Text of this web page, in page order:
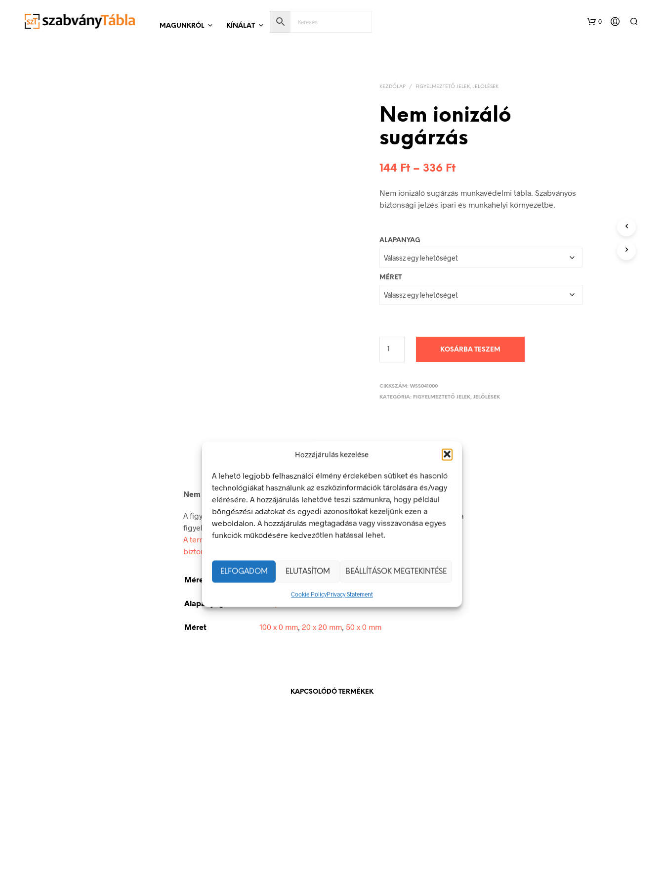
Hozzájárulás kezelése
A lehető legjobb felhasználói élmény érdekében sütiket és hasonló
technológiákat használunk az eszközinformációk tárolására és/vagy
elérésére. A hozzájárulás lehetővé teszi számunkra, hogy például
böngészési adatokat és egyedi azonosítókat kezeljünk ezen a
weboldalon. A hozzájárulás megtagadása vagy visszavonása egyes
funkciók működésére kedvezőtlen hatással lehet.
ELFOGADOM ELUTASÍTOM BEÁLLÍTÁSOK MEGTEKINTÉSE
Cookie PolicyPrivacy Statement
MAGUNKRÓL KÍNÁLAT
0
KEZDŐLAP / FIGYELMEZTETŐ JELEK, JELÖLÉSEK
Nem ionizáló
sugárzás
144 Ft – 336 FtÁrtartomány:
-
Nem ionizáló sugárzás munkavédelmi tábla. Szabványos
biztonsági jelzés ipari és munkahelyi környezetbe.
ALAPANYAG
MÉRET
KOSÁRBA TESZEM
CIKKSZÁM:WSS041000
KATEGÓRIA: FIGYELMEZTETŐ JELEK, JELÖLÉSEK
TOVÁBBI INFORMÁCIÓK
Nem ionizáló sugárzás
A figyelmeztető jel olyan biztonsági jel, amely valamely veszélyforrásra hívja fel a
figyelmet.
A termék megfelel a 2/1998. (I. 16.) MüM rendelet a munkahelyen alkalmazandó
biztonsági és egészségvédelmi jelzésekről szóló jogszabálynak
Méretek 20 × 20 mm
Alapanyag
Méret 100 x 0 mm, 20 x 20 mm, 50 x 0 mm
KAPCSOLÓDÓ TERMÉKEK